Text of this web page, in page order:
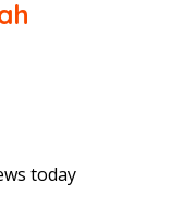
today